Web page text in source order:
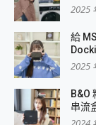
2025
給
2025
B&O
串流